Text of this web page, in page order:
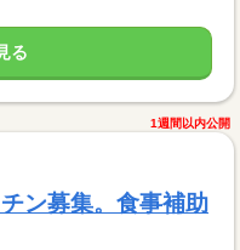
る
1週間以内公開
ン募集。食事補助